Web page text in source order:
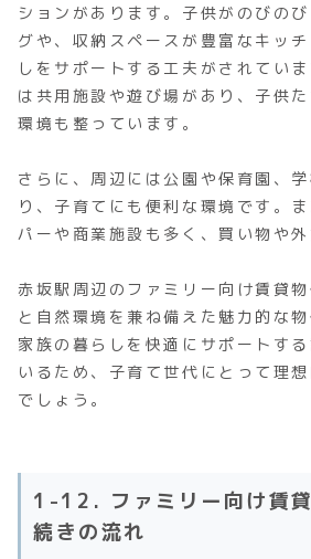
ションがあります。子供がのびの
グや、収納スペースが豊富なキッ
しをサポートする工夫がされてい
は共用施設や遊び場があり、子供
環境も整っています。
さらに、周辺には公園や保育園、
り、子育てにも便利な環境です。
パーや商業施設も多く、買い物や外
赤坂駅周辺のファミリー向け賃貸
と自然環境を兼ね備えた魅力的な
家族の暮らしを快適にサポートす
いるため、子育て世代にとって理
でしょう。
1-12. ファミリー向け賃
続きの流れ